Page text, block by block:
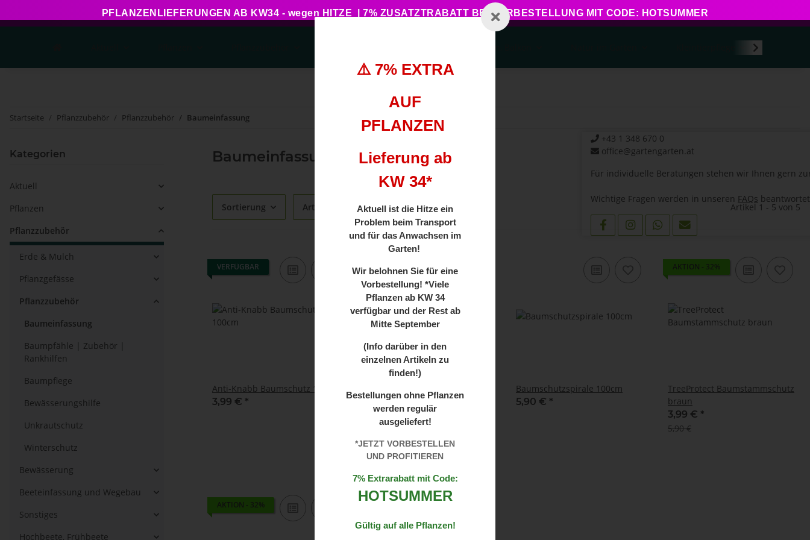
PFLANZENLIEFERUNGEN AB KW34 - wegen HITZE | 7% ZUSATZTRABATT BEI VORBESTELLUNG MIT CODE: HOTSUMMER
⚠️ 7% EXTRA
AUF
PFLANZEN
Lieferung ab
KW 34*
Aktuell ist die Hitze ein
Problem beim Transport
und für das Anwachsen im
Garten!
Wir belohnen Sie für eine
Vorbestellung! *Viele
Pflanzen ab KW 34
verfügbar und der Rest ab
Mitte September
(Info darüber in den
einzelnen Artikeln zu
finden!)
Bestellungen ohne Pflanzen
werden regulär
ausgeliefert!
*JETZT VORBESTELLEN
UND PROFITIEREN
7% Extrarabatt mit Code:
HOTSUMMER
Gültig auf alle Pflanzen!
+43 1 348 670 0
office@gartengarten.at
Für individuelle Beratungen stehen wir Ihnen gern
Wichtige Fragen werden in unseren FAQs
Startseite Pflanzzubehör Pflanzzubehör Baumeinfassung
Baumeinfassung
Sortierung Artikel pro Seite Artikel 1 - 5 von 5
VERFÜGBAR
Anti-Knabb Baumschutz 100cm
3,99 € *
3,75 €*
Baumschutzspirale 100cm
5,90 € *
AKTION - 32%
TreeProtect Baumstammschutz
braun
3,99 € *
5,90 €
AKTION - 32%
Kategorien
Aktuell
Pflanzen
Pflanzzubehör
Erde & Mulch
Pflanzgefässe
Pflanzzubehör
Baumeinfassung
Baumpfähle | Zubehör |
Rankhilfen
Baumpflege
Bewässerungshilfe
Unkrautschutz
Winterschutz
Bewässerung
Beeteinfassung und Wegebau
Sonstiges
Hochbeete, Frühbeete